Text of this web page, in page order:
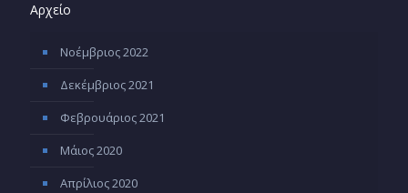
Αρχείο
Νοέμβριος 2022
Δεκέμβριος 2021
Φεβρουάριος 2021
Μάιος 2020
Απρίλιος 2020